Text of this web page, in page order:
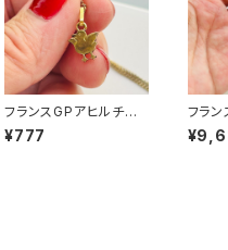
フランスGPアヒルチャ
ーム Old Stock GPチ
ェーンネックレス（37c
¥777
フラ
ィガロ